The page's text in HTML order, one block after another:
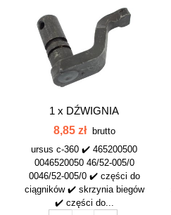
1 x DŹWIGNIA
REDUKTORA C-360...
8,85 zł brutto
ursus c-360 ✔️ 465200500
0046520050 46/52-005/0
0046/52-005/0 ✔️ części do
ciągników ✔️ skrzynia biegów
✔️ części do...